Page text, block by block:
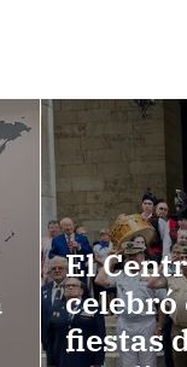
El
celebró
fiestas